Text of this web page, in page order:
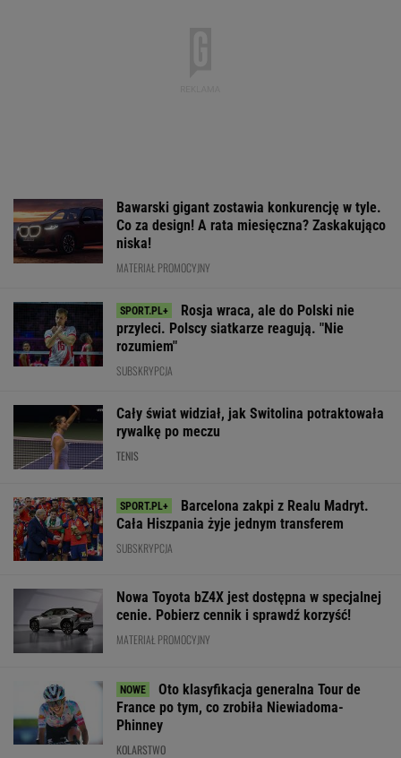
Bawarski gigant zostawia konkurencję w tyle.
Co za design! A rata miesięczna? Zaskakująco
niska!
MATERIAŁ PROMOCYJNY
Rosja wraca, ale do Polski nie
przyleci. Polscy siatkarze reagują. "Nie
rozumiem"
SUBSKRYPCJA
Cały świat widział, jak Switolina potraktowała
rywalkę po meczu
TENIS
Barcelona zakpi z Realu Madryt.
Cała Hiszpania żyje jednym transferem
SUBSKRYPCJA
Nowa Toyota bZ4X jest dostępna w specjalnej
cenie. Pobierz cennik i sprawdź korzyść!
MATERIAŁ PROMOCYJNY
Oto klasyfikacja generalna Tour de
France po tym, co zrobiła Niewiadoma-
Phinney
KOLARSTWO